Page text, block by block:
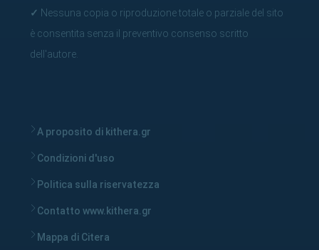
✓ Nessuna copia o riproduzione totale o parziale del sito
è consentita senza il preventivo consenso scritto
dell'autore.
A proposito di kithera.gr
Condizioni d'uso
Politica sulla riservatezza
Contatto www.kithera.gr
Mappa di Citera